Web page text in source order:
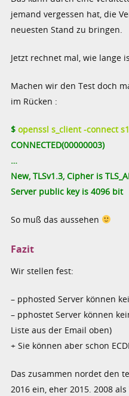
jemand vergessen hat, die
neuesten Stand zu bringen.
Jetzt rechnet mal, wie lange
Machen wir den Test doch
im Rücken :
$openssl s_client -connect
CONNECTED(00000003)
…
New, TLSv1.3, Cipher is
Server public key is 4096 bit
So muß das aussehen
Fazit
Wir stellen fest:
– pphosted Server können
– pphostet Server können
Liste aus der Email oben)
+ Sie können aber schon
Das zusammen nordet den
2016 ein, eher 2015. 2008